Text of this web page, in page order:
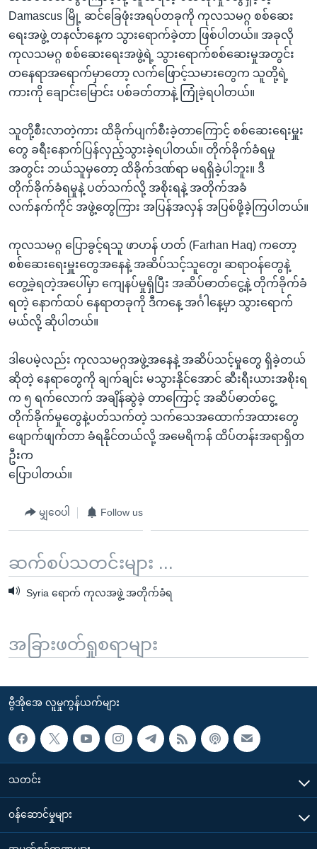
Damascus မြို့ ဆင်ခြေဖုံးအရပ်တခုကို ကုလသမဂ္ဂ စစ်ဆေး
ရေးအဖွဲ့ တနင်္လာနေ့က သွားရောက်ခဲ့တာ ဖြစ်ပါတယ်။ အခုလို
ကုလသမဂ္ဂ စစ်ဆေးရေးအဖွဲ့ရဲ့ သွားရောက်စစ်ဆေးမှုအတွင်း
တနေရာအရောက်မှာတော့ လက်ဖြောင့်သမားတွေက သူတို့ရဲ့
ကားကို ချောင်းမြောင်း ပစ်ခတ်တာနဲ့ ကြုံခဲ့ရပါတယ်။
သူတို့စီးလာတဲ့ကား ထိခိုက်ပျက်စီးခဲ့တာကြောင့် စစ်ဆေးရေးမှူး
တွေ ခရီးနောက်ပြန်လှည့်သွားခဲ့ရပါတယ်။ တိုက်ခိုက်ခံရမှု
အတွင်း ဘယ်သူမှတော့ ထိခိုက်ဒဏ်ရာ မရရှိခဲ့ပါဘူး။ ဒီ
တိုက်ခိုက်ခံရမှုနဲ့ ပတ်သက်လို့ အစိုးရနဲ့ အတိုက်အခံ
လက်နက်ကိုင် အဖွဲ့တွေကြား အပြန်အလှန် အပြစ်ဖို့ခဲ့ကြပါတယ်။
ကုလသမဂ္ဂ ပြောခွင့်ရသူ ဖာဟန် ဟတ် (Farhan Haq) ကတော့
စစ်ဆေးရေးမှူးတွေအနေနဲ့ အဆိပ်သင့်သူတွေ၊ ဆရာဝန်တွေနဲ့
တွေ့ခဲ့ရတဲ့အပေါ်မှာ ကျေနပ်မှုရှိပြီး အဆိပ်ဓာတ်ငွေ့နဲ့ တိုက်ခိုက်ခံ
ရတဲ့ နောက်ထပ် နေရာတခုကို ဒီကနေ့ အင်္ဂါနေ့မှာ သွားရောက်
မယ်လို့ ဆိုပါတယ်။
ဒါပေမဲ့လည်း ကုလသမဂ္ဂအဖွဲ့အနေနဲ့ အဆိပ်သင့်မှုတွေ ရှိခဲ့တယ်
ဆိုတဲ့ နေရာတွေကို ချက်ချင်း မသွားနိုင်အောင် ဆီးရီးယားအစိုးရ
က ၅ ရက်လောက် အချိန်ဆွဲခဲ့ တာကြောင့် အဆိပ်ဓာတ်ငွေ့
တိုက်ခိုက်မှုတွေနဲ့ပတ်သက်တဲ့ သက်သေအထောက်အထားတွေ
ဖျောက်ဖျက်တာ ခံရနိုင်တယ်လို့ အမေရိကန် ထိပ်တန်းအရာရှိတ
ဦးက
ပြောပါတယ်။
မျှဝေပါ Follow us
ဆက်စပ်သတင်းများ ...
Syria ရောက် ကုလအဖွဲ့ အတိုက်ခံရ
အခြားဖတ်ရှုစရာများ
ဗွီအိုအေ လူမှုကွန်ယက်များ
သတင်း
၀န်ဆောင်မှုများ